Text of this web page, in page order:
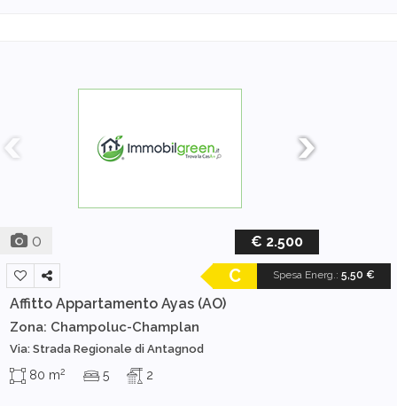
0 € 2.500
Spesa Energ.: 5,50 €
C
Affitto Appartamento Ayas (AO)
Zona: Champoluc-Champlan
Via: Strada Regionale di Antagnod
80 m2 5 2